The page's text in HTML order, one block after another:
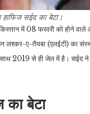
हाफिज सईद का बेटा।
में 08 फरवरी को होने
लश्कर-ए-तैयबा (एलईटी) का
2019 से ही जेल में है। सईद ने
का बेटा
इंडिया
IRCTC: बच्चों के साथ रेल
यात्रा के नियमों में हुआ बड़ा…
Budget 2024: बजट में
कबाड़ टायर के इम्पोर्ट पर अंकुश